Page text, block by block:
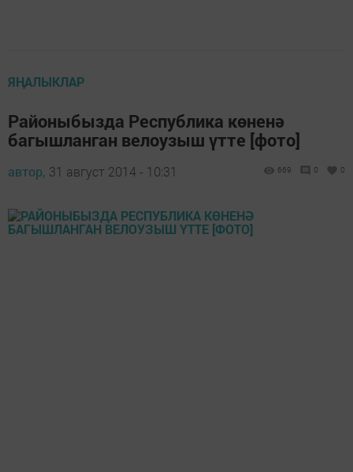
ЯҢАЛЫКЛАР
Районыбызда Республика көненә
багышланган велоузыш үтте [фото]
автор, 31 август 2014 - 10:31 669 0 0